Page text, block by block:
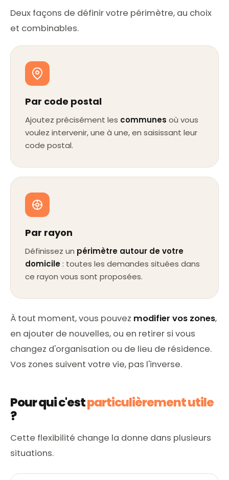
Deux façons de définir votre périmètre, au choix
et combinables.
Par code postal
Ajoutez précisément les communes où vous
voulez intervenir, une à une, en saisissant leur
code postal.
Par rayon
Définissez un périmètre autour de votre
domicile: toutes les demandes situées dans
ce rayon vous sont proposées.
À tout moment, vous pouvez modifier vos zones,
en ajouter de nouvelles, ou en retirer si vous
changez d'organisation ou de lieu de résidence.
Vos zones suivent votre vie, pas l'inverse.
Pour qui c'estparticulièrement utile
?
Cette flexibilité change la donne dans plusieurs
situations.